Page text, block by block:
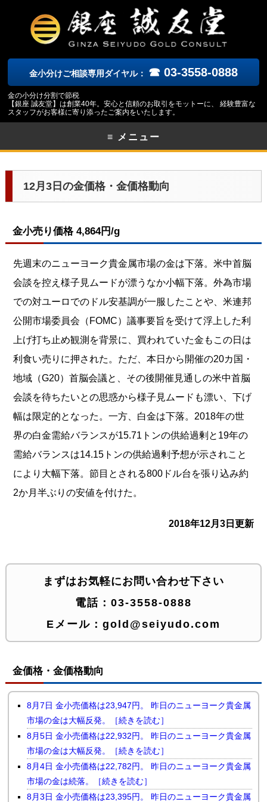
金小分けご相談専用ダイヤル： ☎ 03-3558-0888
金の小分け分割で節税
【銀座 誠友堂】は創業40年。安心と信頼のお取引をモットーに、 経験豊富な
スタッフがお客様に寄り添ったご案内をいたします。
≡ メニュー
12月3日の金価格・金価格動向
金小売り価格 4,864円/g
先週末のニューヨーク貴金属市場の金は下落。米中首脳
会談を控え様子見ムードが漂うなか小幅下落。外為市場
での対ユーロでのド ル安基調が一服したことや、米連邦
公開市場委員会（FOMC）議事要旨を受けて浮上した利
上げ打ち止め観測を背景に、買われていた金もこの日は
利食い売りに押された。ただ、本日から開催の20カ国・
地域（G20）首脳会議と、その後開催見通しの米中首脳
会談を待ちたいとの思惑から様子見ムードも漂い、下げ
幅は限定的となった。一方、白金は下落。2018年の世
界の白金需給バランスが15.71トンの供給過剰と19年の
需給バラ ンスは14.15トンの供給過剰予想が示されこと
により大幅下落。節目とされる800ドル台を張り込み約
2か月半ぶりの安値を付けた。
2018年12月3日更新
まずはお気軽にお問い合わせ下さい
電話： 03-3558-0888
Eメール： gold@seiyudo.com
金価格・金価格動向
8月7日 金小売価格は23,947円。 昨日のニューヨーク貴金属
市場の金は大幅反発。［続きを読む］
8月5日 金小売価格は22,932円。 昨日のニューヨーク貴金属
市場の金は大幅反発。［続きを読む］
8月4日 金小売価格は22,782円。 昨日のニューヨーク貴金属
市場の金は続落。［続きを読む］
8月3日 金小売価格は23,395円。 昨日のニューヨーク貴金属